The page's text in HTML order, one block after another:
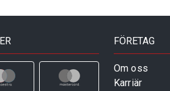
FÖRETAG
Om oss
Karriär